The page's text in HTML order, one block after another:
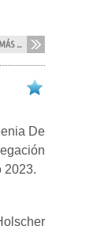
...
De
2023.